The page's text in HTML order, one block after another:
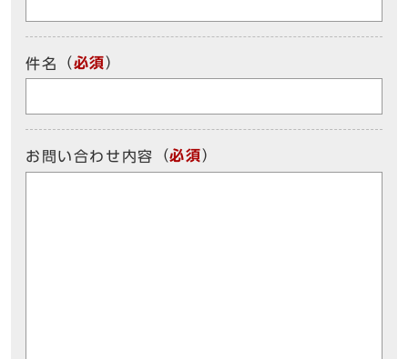
件名 （必須）
お問い合わせ内容 （必須）